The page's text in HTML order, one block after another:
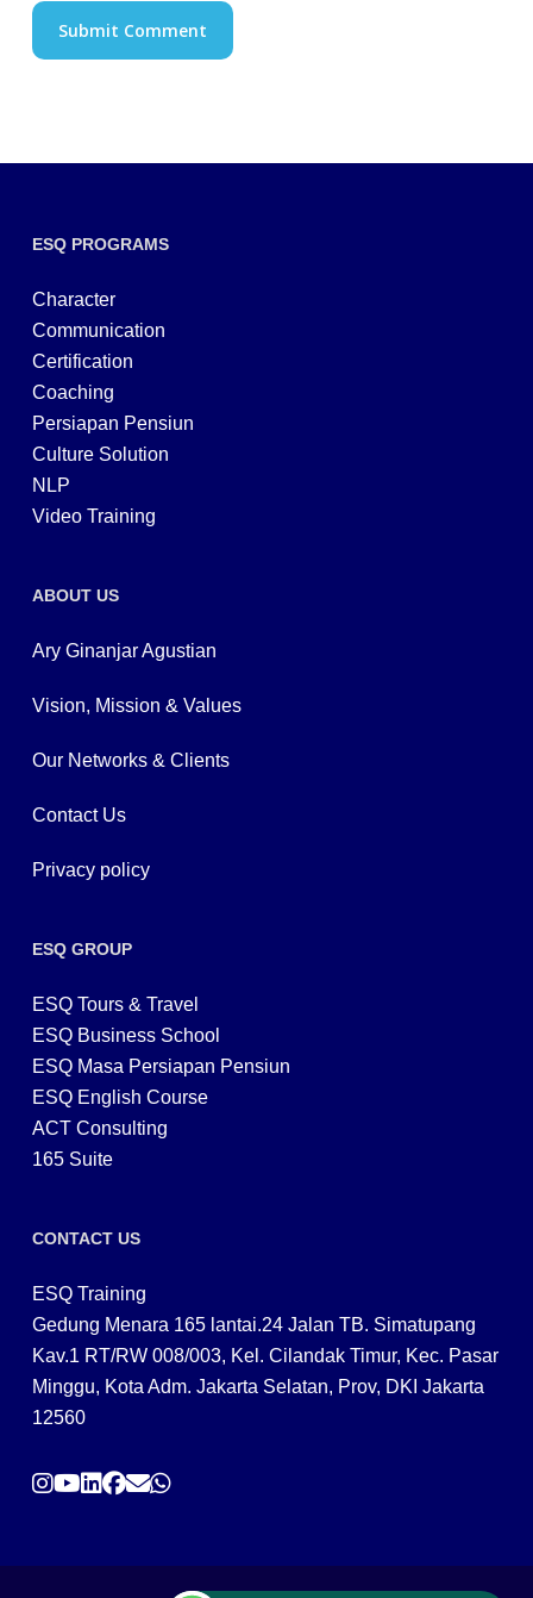
ESQ PROGRAMS
Character
Communication
Certification
Coaching
Persiapan Pensiun
Culture Solution
NLP
Video Training
ABOUT US
Ary Ginanjar Agustian
Vision, Mission & Values
Our Networks & Clients
Contact Us
Privacy policy
ESQ GROUP
ESQ Tours & Travel
ESQ Business School
ESQ Masa Persiapan Pensiun
ESQ English Course
ACT Consulting
165 Suite
CONTACT US
ESQ Training
Gedung Menara 165 lantai.24 Jalan TB. Simatupang
Kav.1 RT/RW 008/003, Kel. Cilandak Timur, Kec. Pasar
Minggu, Kota Adm. Jakarta Selatan, Prov, DKI Jakarta
12560